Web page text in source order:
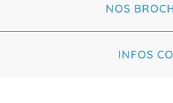
NOS
INFOS